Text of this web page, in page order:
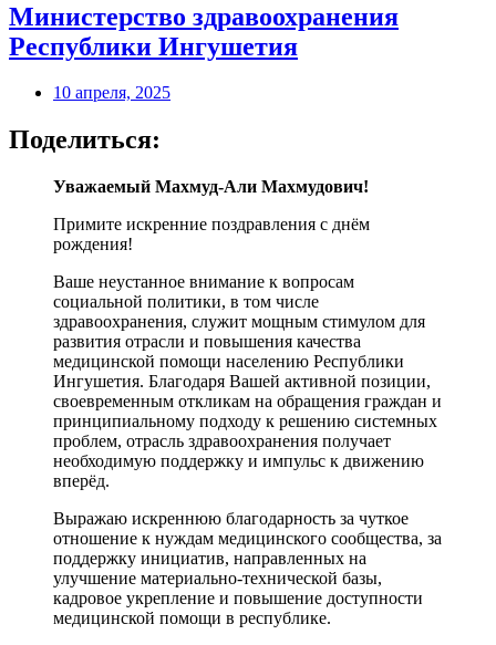
Министерство здравоохранения
Республики Ингушетия
10 апреля, 2025
Поделиться:
Уважаемый Махмуд-Али Махмудович!
Примите искренние поздравления с днём
рождения!
Ваше неустанное внимание к вопросам
социальной политики, в том числе
здравоохранения, служит мощным стимулом для
развития отрасли и повышения качества
медицинской помощи населению Республики
Ингушетия. Благодаря Вашей активной позиции,
своевременным откликам на обращения граждан и
принципиальному подходу к решению системных
проблем, отрасль здравоохранения получает
необходимую поддержку и импульс к движению
вперёд.
Выражаю искреннюю благодарность за чуткое
отношение к нуждам медицинского сообщества, за
поддержку инициатив, направленных на
улучшение материально-технической базы,
кадровое укрепление и повышение доступности
медицинской помощи в республике.